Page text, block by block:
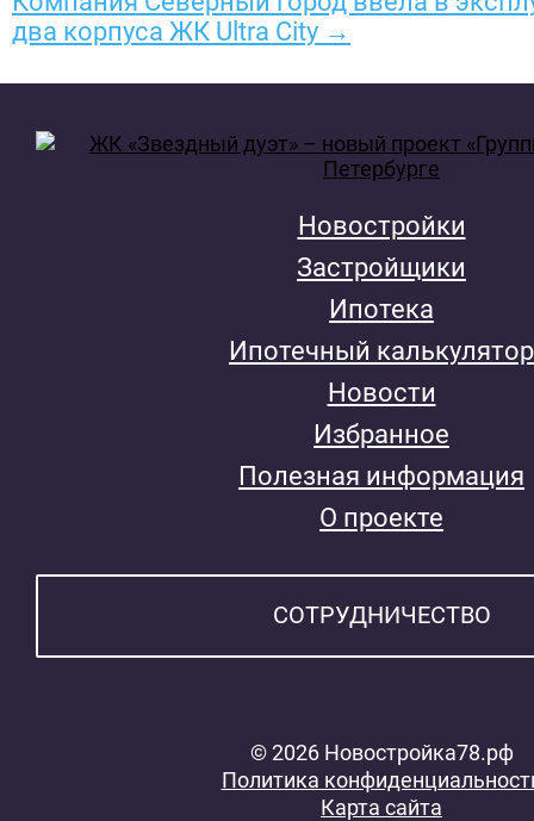
два корпуса ЖК Ultra City →
Новостройки
Застройщики
Ипотека
Ипотечный калькулятор
Новости
Избранное
Полезная информация
О проекте
СОТРУДНИЧЕСТВО
© 2026 Новостройка78.рф
Политика
Карта сайта